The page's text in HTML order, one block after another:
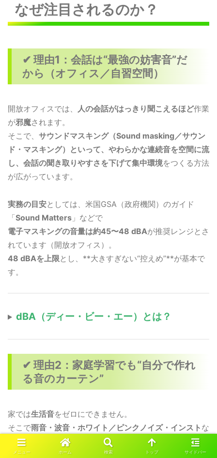
なぜ注目されるのか？
✔ 理由1：会話は“最強の妨害音”だ
から（オフィス／自習空間）
開放オフィスでは、 人の会話がはっきり聞こえるほど作業
が邪魔されます。
そこで、 サウンドマスキング（Sound masking／サウン
ド・マスキング）といって、やわらかな連続音を空間に流
し、会話の聞き取りやすさを下げて集中環境をつくる方法
が広がっています。
実務の目安としては、米国GSA（政府機関）のガイド
「Sound Matters 」などで
電子マスキングの音量は約45〜48 dBAが推奨レンジとさ
れています（開放オフィス）。
48 dBAを上限とし、**大きすぎない“控えめ”**が基本で
す。
dBA（ディー・ビー・エー）とは？
✔ 理由2：家庭学習でも“自分で作れ
る音のカーテン”
家では生活音をゼロにできません。
そこで雨音・波音・ホワイト／ピンクノイズ・インスト な
ど、一定で連続した音 小さめ に流すことで、
話し声など
の目立ち
を下げられます。
メニュー ホーム 検索 トップ サイドバー